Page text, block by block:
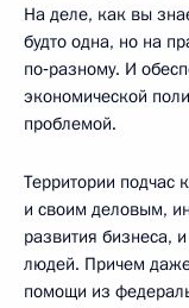
На деле, как вы
будто одна, но на
по‑разному. И
экономической
проблемой.
Территории подчас
и своим деловым,
развития бизнеса,
людей. Причем
помощи из